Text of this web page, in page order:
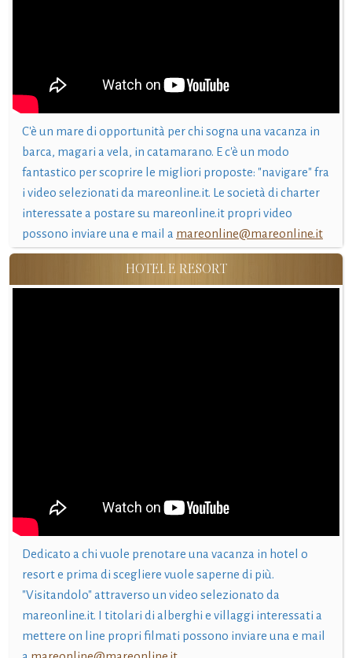
C'è un mare di opportunità per chi sogna una vacanza in
barca, magari a vela, in catamarano. E c'è un modo
fantastico per scoprire le migliori proposte: "navigare" fra
i video selezionati da mareonline.it. Le società di charter
interessate a postare su mareonline.it propri video
possono inviare una e mail a mareonline@mareonline.it
HOTEL E RESORT
Dedicato a chi vuole prenotare una vacanza in hotel o
resort e prima di scegliere vuole saperne di più.
"Visitandolo" attraverso un video selezionato da
mareonline.it. I titolari di alberghi e villaggi interessati a
mettere on line propri filmati possono inviare una e mail